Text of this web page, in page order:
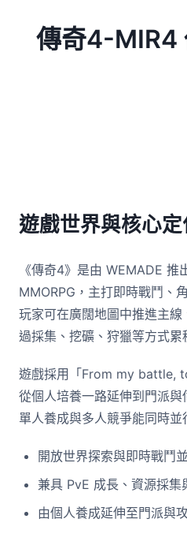
傳奇4-MIR4
遊戲世界與核心定
《傳奇4》是由 WEMADE 推
MMORPG，主打即時戰鬥、
玩家可在廣闊地圖中推進主
過採集、挖礦、狩獵等方式累
遊戲採用「From my battle,
從個人培養一路延伸到門派
單人養成與多人競爭能同時並
開放世界探索與即時戰鬥
兼具 PvE 成長、資源採集
由個人養成延伸至門派與